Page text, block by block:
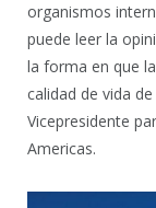
organismos
puede leer la
la forma en que
calidad de vida
Vicepresidente
Americas.